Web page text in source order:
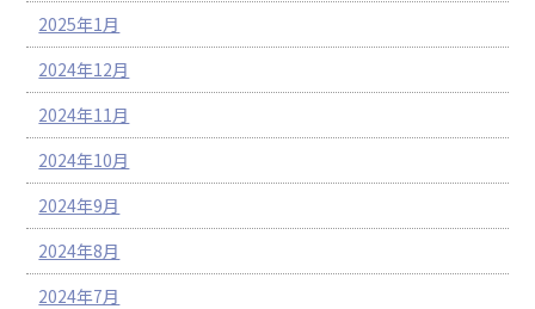
2025年1月
2024年12月
2024年11月
2024年10月
2024年9月
2024年8月
2024年7月